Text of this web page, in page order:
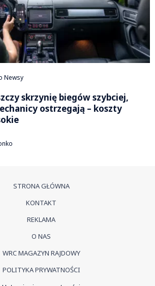
Newsy
skrzynię biegów szybciej,
ostrzegają – koszty
STRONA GŁÓWNA
KONTAKT
REKLAMA
O NAS
WRC MAGAZYN RAJDOWY
POLITYKA PRYWATNOŚCI